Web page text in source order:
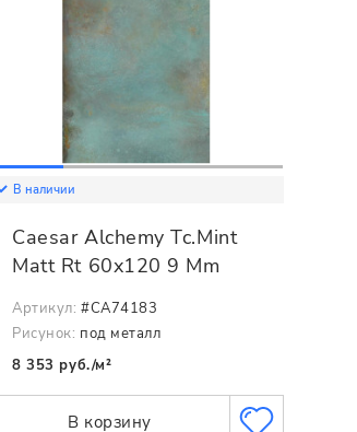
В наличии
Caesar Alchemy Tc.Mint
Matt Rt 60x120 9 Mm
Артикул: #CA74183
Рисунок: под металл
8 353 руб./м²
В корзину